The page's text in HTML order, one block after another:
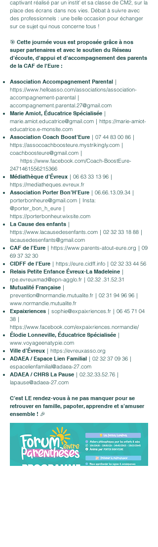
captivant réalisé par un instit' et sa classe de CM2, sur la
place des écrans dans nos vies. Débat à suivre avec
des professionnels : une belle occasion pour échanger
sur ce sujet qui nous concerne tous !
🎯 Cette journée vous est proposée grâce à nos
super partenaires et avec le soutien du Réseau
d'écoute, d'appui et d'accompagnement des parents
de la CAF de l'Eure :
Association Accompagnement Parental ｜
https://www.helloasso.com/associations/association-
accompagnement-parental ｜
accompagnement.parental.27@gmail.com
Marie Amiot, Éducatrice Spécialisée ｜
marie.amiot.educatrice@gmail.com ｜ https://marie-amiot-
educatrice.e-monsite.com
Association Coach Boost’Eure ｜07 44 83 00 86 ｜
https://assocoachboosteure.mystrikingly.com ｜
coachboosteure@gmail.com ｜
https://www.facebook.com/Coach-BoostEure-
2471461556215366
Médiathèque d’Évreux ｜06 63 33 13 96 ｜
https://mediatheques.evreux.fr
Association Porter Bon’H’Eure ｜06.66.13.09.34｜
porterbonheure@gmail.com ｜Insta:
@porter_bon_h_eure｜
https://porterbonheur.wixsite.com
La Cause des enfants ｜
https://www.lacausedesenfants.com ｜02 32 33 18 88 ｜
lacausedesenfants@gmail.com
CAF de l’Eure ｜ https://www.parents-atout-eure.org ｜09
69 37 32 30
CIDFF de l’Eure ｜ https://eure.cidff.info ｜02 32 33 44 56
Relais Petite Enfance Évreux-La Madeleine ｜
rpe.evreuxmad@epn-agglo.fr ｜02.32 .31.52.31
Mutualité Française ｜
prevention@normandie.mutualite.fr ｜02 31 94 96 96 ｜
www.normandie.mutualite.fr
Expaixriences ｜ sophie@expaixriences.fr ｜06 45 71 04
38 ｜
https://www.facebook.com/expaixriences.normandie/
Élodie Lonneville, Éducatrice Spécialisée ｜
www.voyageenatypie.com
Ville d’Évreux ｜ https://evreuxasso.org
ADAEA / Espace Lien Familial ｜02 32 37 09 36 ｜
espacelienfamilial@adaea-27.com
ADAEA / CHRS La Pause ｜02.32.33.52.76｜
lapause@adaea-27.com
C’est LE rendez-vous à ne pas manquer pour se
retrouver en famille, papoter, apprendre et s’amuser
ensemble ! 🎉